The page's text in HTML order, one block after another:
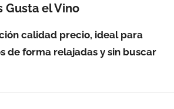
Gusta el Vino
calidad precio, ideal para
de forma relajadas y sin buscar